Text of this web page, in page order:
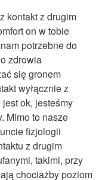
kontakt z drugim
on w tobie
potrzebne do
zdrowia
się gronem
wyłącznie z
ok, jesteśmy
Mimo to nasze
fizjologii
z drugim
takimi, przy
chociażby poziom